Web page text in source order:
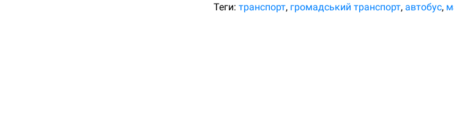
Теги: транспорт громадський транспорт автобус